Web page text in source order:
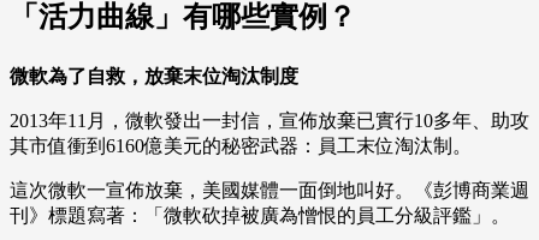
「活力曲線」有哪些實例？
微軟為了自救，放棄末位淘汰制度
2013年11月，微軟發出一封信，宣佈放棄已實行10多年、助攻
其市值衝到6160億美元的秘密武器：員工末位淘汰制。
這次微軟一宣佈放棄，美國媒體一面倒地叫好。《彭博商業週
刊》標題寫著：「微軟砍掉被廣為憎恨的員工分級評鑑」。